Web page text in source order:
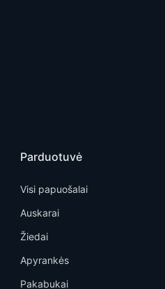
Parduotuvė
Visi papuošalai
Auskarai
Žiedai
Apyrankės
Pakabukai